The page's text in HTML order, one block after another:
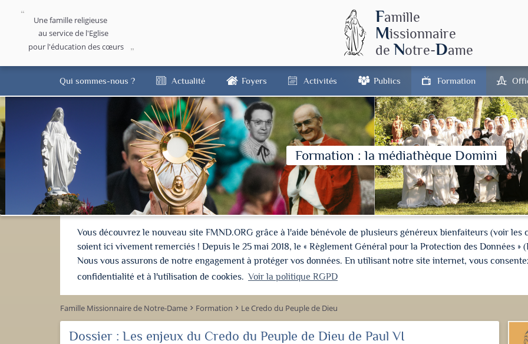
Une famille religieuse
au service de l'Eglise
pour l'éducation des cœurs
Famille
Missionnaire
de Notre-Dame
Qui sommes-nous ? Actualité Foyers Activités Publics Formation
Formation : la médiathèque Domini
Vous découvrez le nouveau site FMND.ORG grâce à l'aide bénévole de plusieurs généreux bienfaiteurs (voir les
soient ici vivement remerciés ! Depuis le 25 mai 2018, le « Règlement Général pour la Protection des Données »
Nous vous assurons de notre engagement à protéger vos données. En utilisant notre site internet, vous
confidentialité et à l'utilisation de cookies. Voir la politique RGPD
Famille Missionnaire de Notre-Dame keyboard_arrow_right Formation keyboard_arrow_right Le Credo du Peuple de Dieu
Dossier : Les enjeux du Credo du Peuple de Dieu de Paul VI